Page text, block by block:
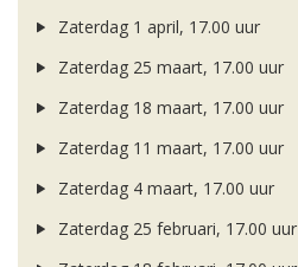
Zaterdag 1 april, 17.00 uur
Zaterdag 25 maart, 17.00 uur
Zaterdag 18 maart, 17.00 uur
Zaterdag 11 maart, 17.00 uur
Zaterdag 4 maart, 17.00 uur
Zaterdag 25 februari, 17.00 uur